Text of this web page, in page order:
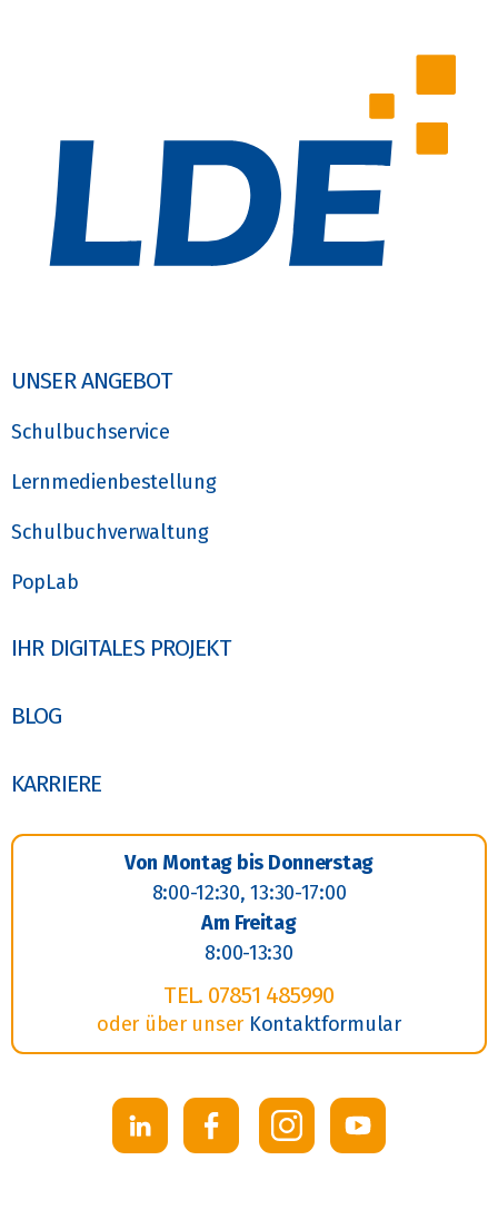
UNSER ANGEBOT
Schulbuchservice
Lernmedienbestellung
Schulbuchverwaltung
PopLab
IHR DIGITALES PROJEKT
BLOG
KARRIERE
Von Montag bis Donnerstag
8:00-12:30, 13:30-17:00
Am Freitag
8:00-13:30
TEL. 07851 485990
oder über unser Kontaktformular